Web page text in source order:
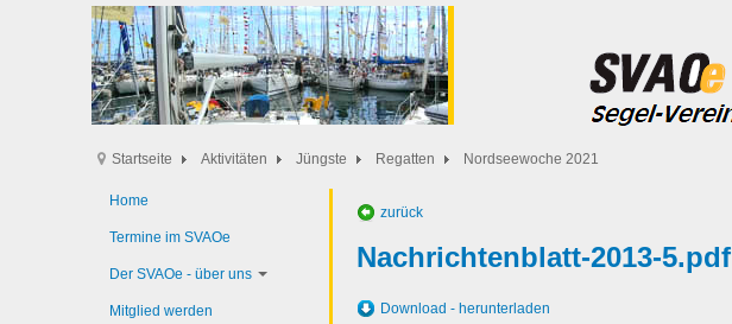
Startseite Aktivitäten Jüngste Regatten Nordseewoche 2021
zurück
Nachrichtenblatt-2013-5.pdf
Download - herunterladen
Home
Termine im SVAOe
Der SVAOe - über uns
Mitglied werden